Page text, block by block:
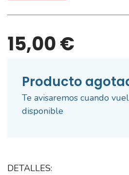
15,00 €
Producto
Te avisaremos cuando
disponible
DETALLES: